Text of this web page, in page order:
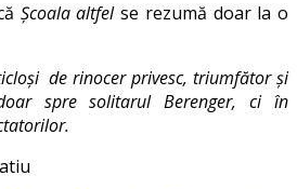
Școala altfelse rezumă doar la o
de rinocer privesc, triumfător și
spre solitarul Berenger, ci în